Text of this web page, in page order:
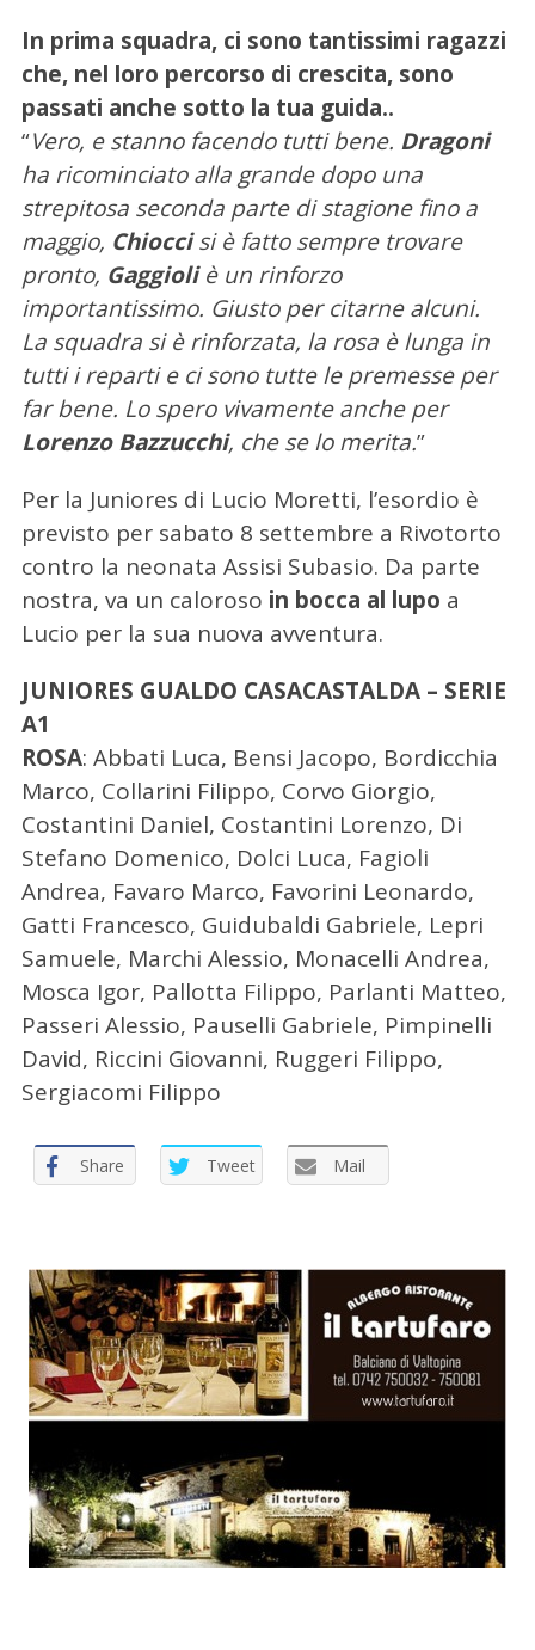
In prima squadra, ci sono tantissimi ragazzi
che, nel loro percorso di crescita, sono
passati anche sotto la tua guida..
“Vero, e stanno facendo tutti bene. Dragoni
ha ricominciato alla grande dopo una
strepitosa seconda parte di stagione fino a
maggio, Chioccisi è fatto sempre trovare
pronto, Gaggioliè un rinforzo
importantissimo. Giusto per citarne alcuni.
La squadra si è rinforzata, la rosa è lunga in
tutti i reparti e ci sono tutte le premesse per
far bene. Lo spero vivamente anche per
Lorenzo Bazzucchi, che se lo merita.”
Per la Juniores di Lucio Moretti, l’esordio è
previsto per sabato 8 settembre a Rivotorto
contro la neonata Assisi Subasio. Da parte
nostra, va un caloroso in bocca al lupo a
Lucio per la sua nuova avventura.
JUNIORES GUALDO CASACASTALDA – SERIE
A1
ROSA: Abbati Luca, Bensi Jacopo, Bordicchia
Marco, Collarini Filippo, Corvo Giorgio,
Costantini Daniel, Costantini Lorenzo, Di
Stefano Domenico, Dolci Luca, Fagioli
Andrea, Favaro Marco, Favorini Leonardo,
Gatti Francesco, Guidubaldi Gabriele, Lepri
Samuele, Marchi Alessio, Monacelli Andrea,
Mosca Igor, Pallotta Filippo, Parlanti Matteo,
Passeri Alessio, Pauselli Gabriele, Pimpinelli
David, Riccini Giovanni, Ruggeri Filippo,
Sergiacomi Filippo
Share Tweet Mail
a
p
e
r